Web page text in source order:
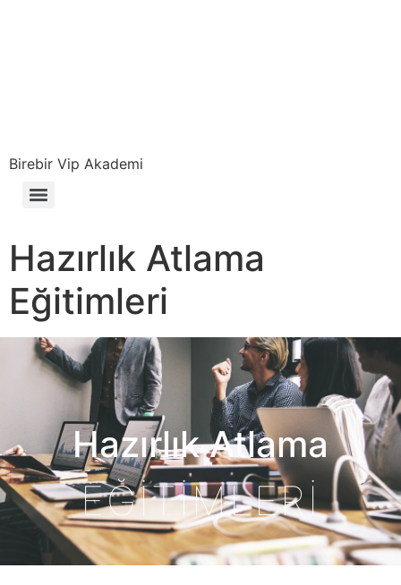
Birebir Vip Akademi
Hazırlık Atlama
Eğitimleri
Hazırlık Atlama
EĞİTİMLERİ